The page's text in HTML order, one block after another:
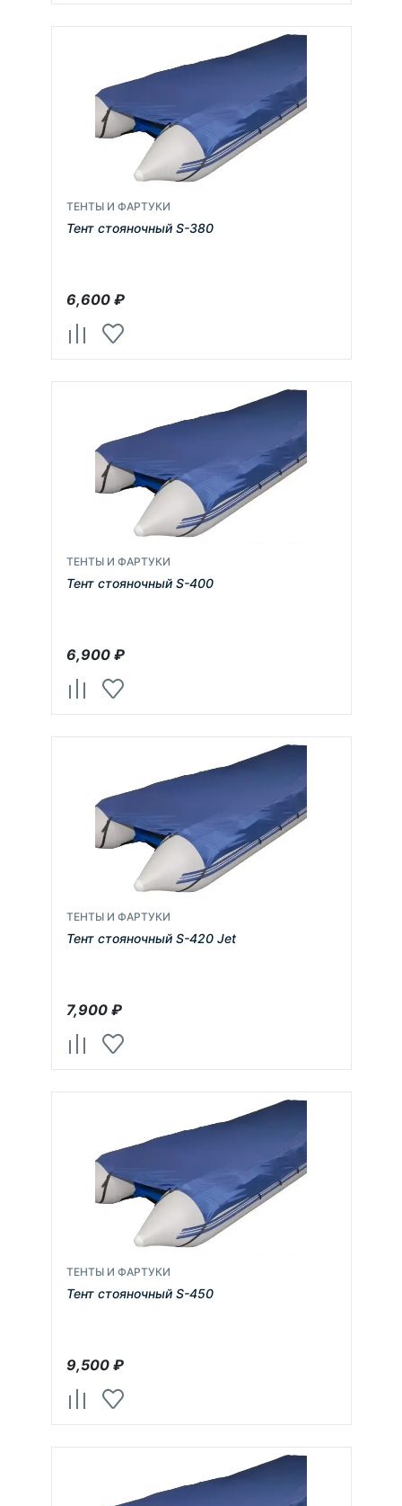
ТЕНТЫ И ФАРТУКИ
Тент стояночный S-380
6,600₽
ТЕНТЫ И ФАРТУКИ
Тент стояночный S-400
6,900₽
ТЕНТЫ И ФАРТУКИ
Тент стояночный S-420 Jet
7,900₽
ТЕНТЫ И ФАРТУКИ
Тент стояночный S-450
9,500₽